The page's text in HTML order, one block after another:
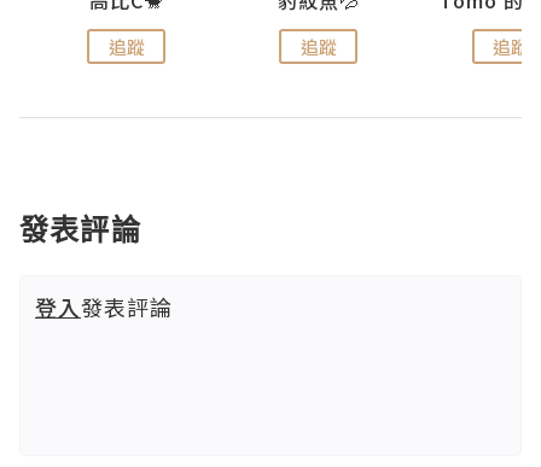
追蹤 追蹤 追蹤
發表評論
登入發表評論